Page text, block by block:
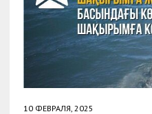
10 ФЕВРАЛЯ, 2025